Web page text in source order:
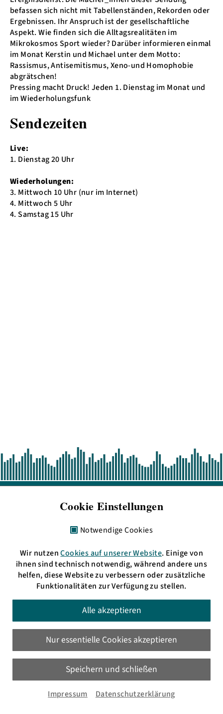
befassen sich nicht mit Tabellenständen, Rekorden oder
Ergebnissen. Ihr Anspruch ist der gesellschaftliche
Aspekt. Wie finden sich die Alltagsrealitäten im
Mikrokosmos Sport wieder? Darüber informieren einmal
im Monat Kerstin und Michael unter dem Motto:
Rassismus, Antisemitismus, Xeno-und Homophobie
abgrätschen!
Pressing macht Druck! Jeden 1. Dienstag im Monat und
im Wiederholungsfunk
Sendezeiten
Live:
1. Dienstag 20 Uhr
Wiederholungen:
3. Mittwoch 10 Uhr (nur im Internet)
4. Mittwoch 5 Uhr
4. Samstag 15 Uhr
Freies Radio Rhein-Neckar e. V.
68167 Mannheim
Impressum
info(at)bermudafunk.org
Bürozeiten:
Mo. 17:00 bis 19:00 Uhr
Di., Mi. & Do. 11:00 bis 13:00 Uhr
sowie nach Vereinbarung
Cookie Einstellungen
Notwendige Cookies
Wir nutzenCookies auf unserer Website. Einige von
ihnen sind technisch notwendig, während andere uns
helfen, diese Website zu verbessern oder zusätzliche
Funktionalitäten zur Verfügung zu stellen.
Alle akzeptieren
Nur essentielle Cookies akzeptieren
Speichern und schließen
Impressum Datenschutzerklärung